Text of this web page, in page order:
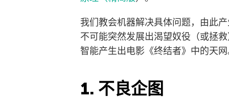
我们教会机器解决具体问题，由此
不可能突然发展出渴望奴役（或拯
智能产生出电影《终结者》中的天
1. 不良企图